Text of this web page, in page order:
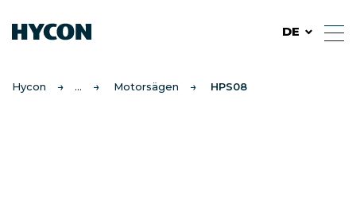
DE
Hycon Motorsägen HPS08